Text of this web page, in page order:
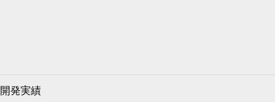
開発実績